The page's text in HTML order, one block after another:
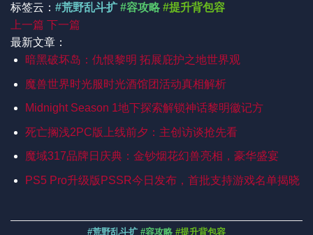
标签云： #荒野乱斗扩 #容攻略 #提升背包容
上一篇 下一篇
最新文章：
暗黑破坏岛：仇恨黎明 拓展庇护之地世界观
魔兽世界时光服时光酒馆团活动真相解析
Midnight Season 1地下探索解锁神话黎明徽记方
死亡搁浅2PC版上线前夕：主创访谈抢先看
魔域317品牌日庆典：金钞烟花幻兽亮相，豪华盛宴
PS5 Pro升级版PSSR今日发布，首批支持游戏名单揭晓
#荒野乱斗扩 #容攻略 #提升背包容